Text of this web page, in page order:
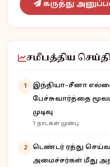
கருத்து
சமீபத்திய
1
இந்தியா–சீனா
பேச்சுவார்த்தை
முடிவு
1 நாட்கள் முன்பு
2
டெண்டர் ரத்து
அமைச்சர்கள் மீது